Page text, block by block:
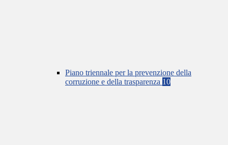
Piano triennale per la prevenzione della
corruzione e della trasparenza 10